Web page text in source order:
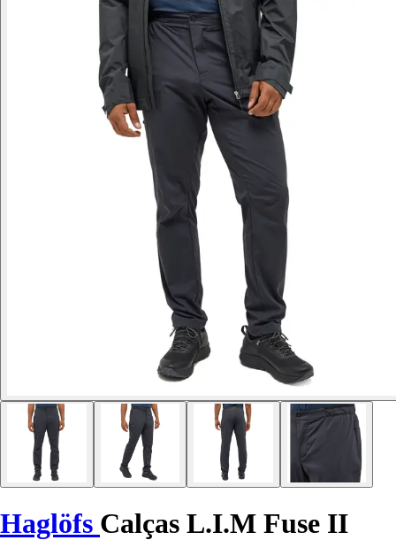
Haglöfs Calças L.I.M Fuse II